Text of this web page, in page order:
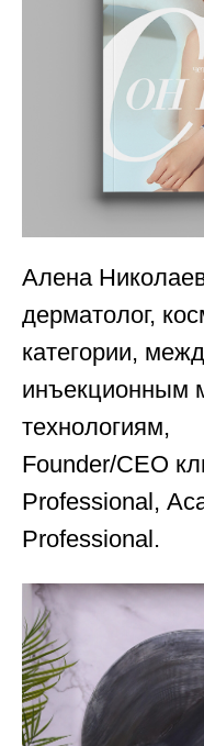
Алена
дерматолог,
категории,
инъекционным
технологиям,
Founder/CEO
Professional,
Professional.